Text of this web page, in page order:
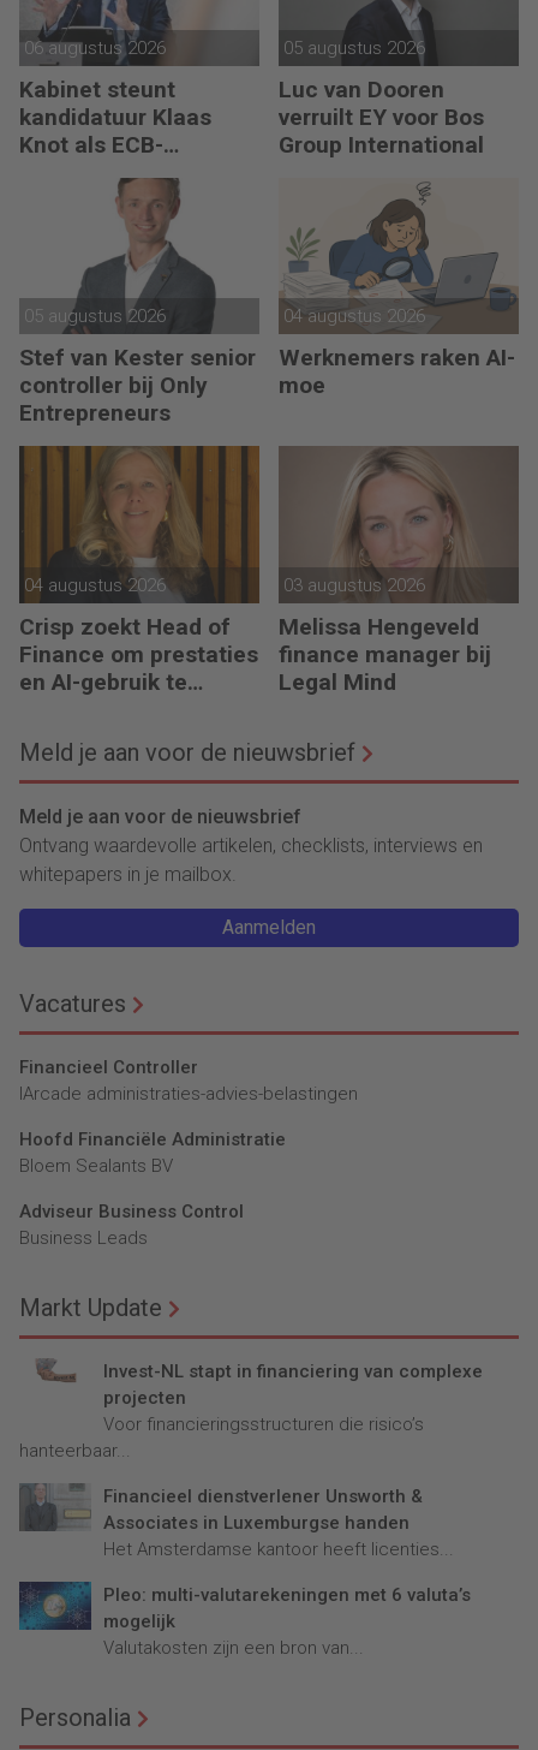
06 augustus 2026
Kabinet steunt
kandidatuur Klaas
Knot als ECB-
05 augustus 2026
Luc van Dooren
verruilt EY voor Bos
Group International
05 augustus 2026
Stef van Kester senior
controller bij Only
Entrepreneurs
04 augustus 2026
Werknemers raken AI-
moe
04 augustus 2026
Crisp zoekt Head of
Finance om prestaties
en AI-gebruik te
03 augustus 2026
Melissa Hengeveld
finance manager bij
Legal Mind
Meld je aan voor de nieuwsbrief
Meld je aan voor de nieuwsbrief
Ontvang waardevolle artikelen, checklists, interviews en
whitepapers in je mailbox.
Aanmelden
Vacatures
Financieel Controller
lArcade administraties-advies-belastingen
Hoofd Financiële Administratie
Bloem Sealants BV
Adviseur Business Control
Business Leads
Markt Update
Invest-NL stapt in financiering van complexe
projecten
Voor financieringsstructuren die risico’s
hanteerbaar...
Financieel dienstverlener Unsworth &
Associates in Luxemburgse handen
Het Amsterdamse kantoor heeft licenties...
Pleo: multi-valutarekeningen met 6 valuta’s
mogelijk
Valutakosten zijn een bron van...
Personalia